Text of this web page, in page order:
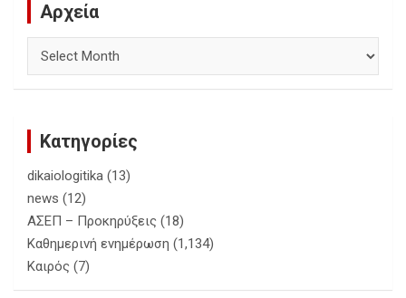
Αρχεία
Κατηγορίες
dikaiologitika (13)
news (12)
ΑΣΕΠ – Προκηρύξεις (18)
Καθημερινή ενημέρωση (1,134)
Καιρός (7)